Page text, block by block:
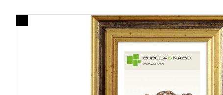
Bildergalerie überspringen